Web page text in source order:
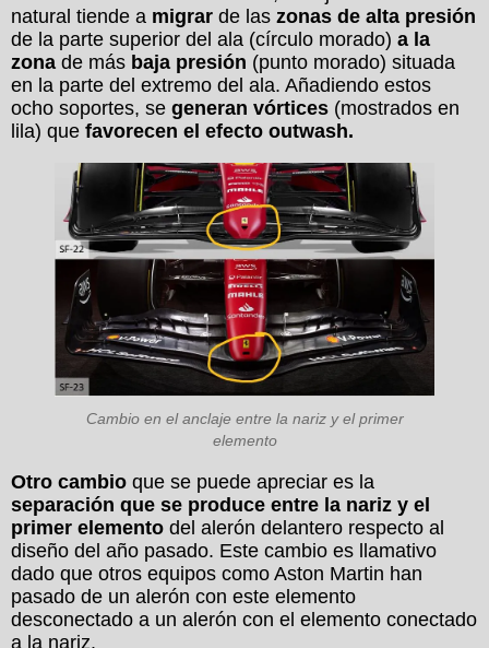
natural tiende a migrar de las zonas de alta presión
de la parte superior del ala (círculo morado) a la
zona de más baja presión (punto morado) situada
en la parte del extremo del ala. Añadiendo estos
ocho soportes, se generan vórtices (mostrados en
lila) que favorecen el efecto outwash.
Cambio en el anclaje entre la nariz y el primer
elemento
Otro cambio que se puede apreciar es la
separación que se produce entre la nariz y el
primer elemento del alerón delantero respecto al
diseño del año pasado. Este cambio es llamativo
dado que otros equipos como Aston Martin han
pasado de un alerón con este elemento
desconectado a un alerón con el elemento conectado
a la nariz.